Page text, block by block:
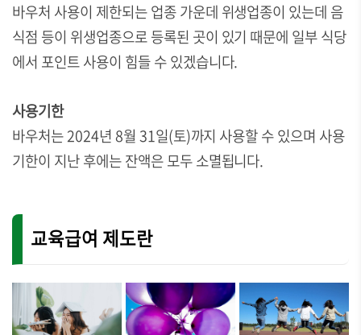
바우처 사용이 제한되는 업종 가운데 위생업종이 있는데 음
식점 등이 위생업종으로 등록된 곳이 있기 때문에 일부 식당
에서 포인트 사용이 힘들 수 있겠습니다.
사용기한
바우처는 2024년 8월 31일(토)까지 사용할 수 있으며 사용
기한이 지난 후에는 잔액은 모두 소멸됩니다.
교육급여 제도란